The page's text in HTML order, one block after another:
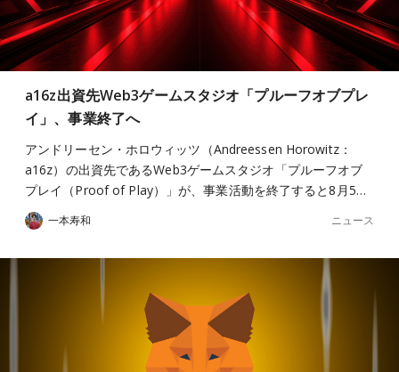
a16z出資先Web3ゲームスタジオ「プルーフオブプレ
イ」、事業終了へ
アンドリーセン・ホロウィッツ（Andreessen Horowitz：
a16z）の出資先であるWeb3ゲームスタジオ「プルーフオブ
プレイ（Proof of Play）」が、事業活動を終了すると8月5…
一本寿和 ニュース